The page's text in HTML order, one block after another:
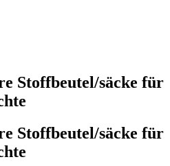
Stoffbeutel/säcke für
Stoffbeutel/säcke für